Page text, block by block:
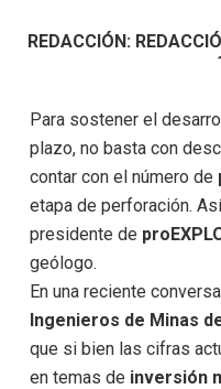
REDACCIÓN:
Para sostener el
plazo, no basta con
contar con el número de
etapa de perforación.
presidente de
geólogo.
En una reciente
Ingenieros de Minas
que si bien las cifras
en temas de inversión